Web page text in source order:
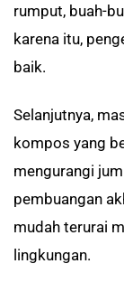
rumput, buah-
karena itu,
baik.
Selanjutnya,
kompos yang
mengurangi
pembuangan
mudah terurai
lingkungan.